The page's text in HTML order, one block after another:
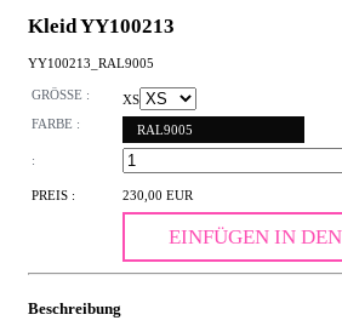
Kleid YY100213
YY100213_RAL9005
GRÖSSE : XS
FARBE :
RAL9005
:
PREIS : 230,00 EUR
EINFÜGEN IN
Beschreibung